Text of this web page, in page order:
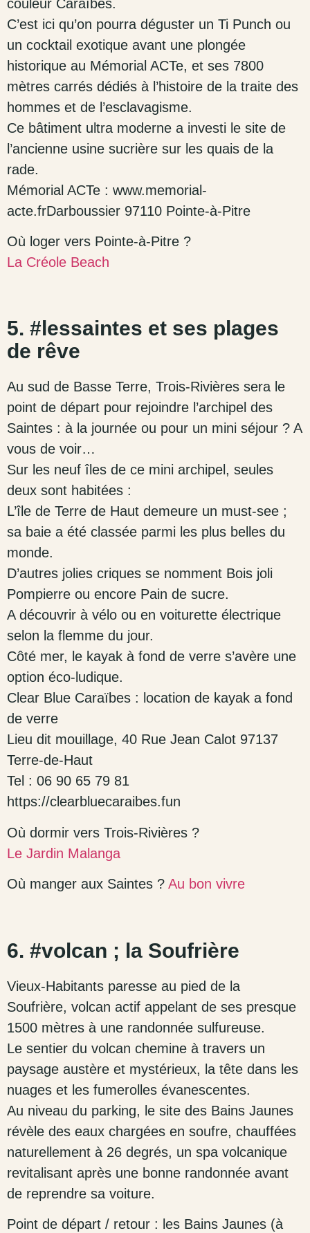
couleur Caraïbes.
C’est ici qu’on pourra déguster un Ti Punch ou
un cocktail exotique avant une plongée
historique au Mémorial ACTe, et ses 7800
mètres carrés dédiés à l’histoire de la traite des
hommes et de l’esclavagisme.
Ce bâtiment ultra moderne a investi le site de
l’ancienne usine sucrière sur les quais de la
rade.
Mémorial ACTe : www.memorial-
acte.frDarboussier 97110 Pointe-à-Pitre
Où loger vers Pointe-à-Pitre ?
La Créole Beach
5. #lessaintes et ses plages
de rêve
Au sud de Basse Terre, Trois-Rivières sera le
point de départ pour rejoindre l’archipel des
Saintes : à la journée ou pour un mini séjour ? A
vous de voir…
Sur les neuf îles de ce mini archipel, seules
deux sont habitées :
L’île de Terre de Haut demeure un must-see ;
sa baie a été classée parmi les plus belles du
monde.
D’autres jolies criques se nomment Bois joli
Pompierre ou encore Pain de sucre.
A découvrir à vélo ou en voiturette électrique
selon la flemme du jour.
Côté mer, le kayak à fond de verre s’avère une
option éco-ludique.
Clear Blue Caraïbes : location de kayak a fond
de verre
Lieu dit mouillage, 40 Rue Jean Calot 97137
Terre-de-Haut
Tel : 06 90 65 79 81
https://clearbluecaraibes.fun
Où dormir vers Trois-Rivières ?
Le Jardin Malanga
Où manger aux Saintes ? Au bon vivre
6. #volcan ; la Soufrière
Vieux-Habitants paresse au pied de la
Soufrière, volcan actif appelant de ses presque
1500 mètres à une randonnée sulfureuse.
Le sentier du volcan chemine à travers un
paysage austère et mystérieux, la tête dans les
nuages et les fumerolles évanescentes.
Au niveau du parking, le site des Bains Jaunes
révèle des eaux chargées en soufre, chauffées
naturellement à 26 degrés, un spa volcanique
revitalisant après une bonne randonnée avant
de reprendre sa voiture.
Point de départ / retour : les Bains Jaunes (à